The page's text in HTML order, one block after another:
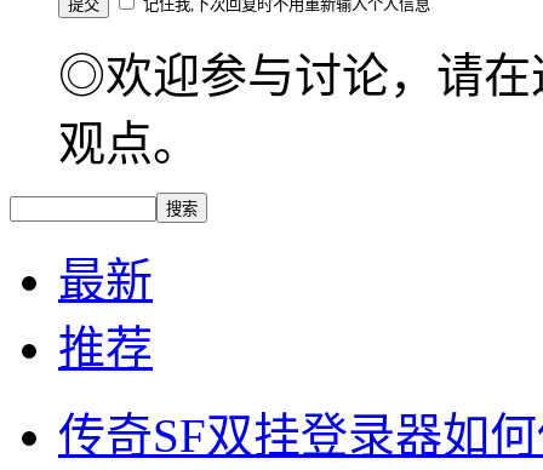
记住我,下次回复时不用重新输入个人信息
◎欢迎参与讨论，请在
观点。
最新
推荐
传奇SF双挂登录器如